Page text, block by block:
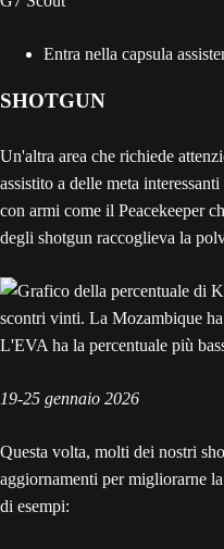
Entra nella capsula
SHOTGUN
Un'altra area che richiede
assistito a delle meta
con armi come il Peacekeeper
degli shotgun raccoglieva la
19-25 gennaio 2026
Questa volta, molti dei nostri
aggiornamenti per migliorarne
di esempi: